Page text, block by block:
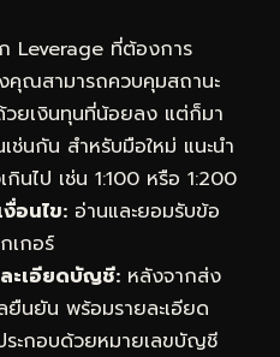
Leverage ที่ต้องการ
ณสามารถควบคุมสถานะ
ยเงินทุนที่น้อยลง แต่ก็มา
นกัน สำหรับมือใหม่ แนะนำ
นไป เช่น 1:100 หรือ 1:200
อนไข: อ่านและยอมรับข้อ
เกอร์
ะเอียดบัญชี: หลังจากส่ง
นยัน พร้อมรายละเอียด
กอบด้วยหมายเลขบัญชี